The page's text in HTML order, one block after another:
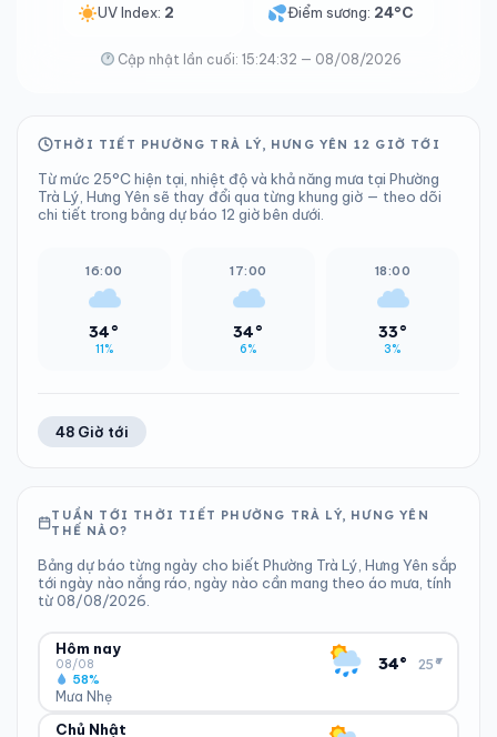
UV Index: 2 Điểm sương: 24°C
Cập nhật lần cuối: 15:24:32 — 08/08/2026
THỜI TIẾT PHƯỜNG TRÀ LÝ, HƯNG YÊN 12 GIỜ TỚI
Từ mức 25°C hiện tại, nhiệt độ và khả năng mưa tại Phường
Trà Lý, Hưng Yên sẽ thay đổi qua từng khung giờ — theo dõi
chi tiết trong bảng dự báo 12 giờ bên dưới.
16:00
34°
11%
17:00
34°
6%
18:00
33°
3%
48 Giờ tới
TUẦN TỚI THỜI TIẾT PHƯỜNG TRÀ LÝ, HƯNG YÊN
THẾ NÀO?
Bảng dự báo từng ngày cho biết Phường Trà Lý, Hưng Yên sắp
tới ngày nào nắng ráo, ngày nào cần mang theo áo mưa, tính
từ 08/08/2026.
Hôm nay
08/08
Mưa Nhẹ
58%
34° 25°
▾
ĐỘ ẨM
Chủ Nhật